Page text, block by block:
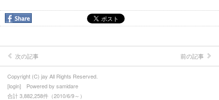
お問合せ
次の記事 前の記事
Copyright (C) jay All Rights Reserved.
[login] Powered by samidare
合計 3,882,258件（2010/6/9～）